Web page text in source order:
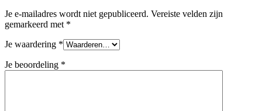
Je e-mailadres wordt niet gepubliceerd. Vereiste velden zijn
gemarkeerd met *
Je waardering *
Je beoordeling *